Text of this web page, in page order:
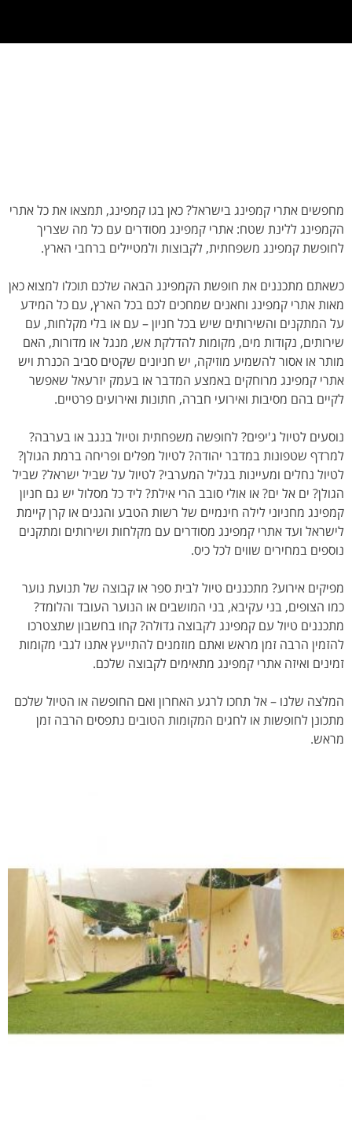
מחפשים אתרי קמפינג בישראל? כאן בגו קמפינג, תמצאו את כל אתרי
הקמפינג ללינת שטח: אתרי קמפינג מסודרים עם כל מה שצריך
לחופשת קמפינג משפחתית, לקבוצות ולמטיילים ברחבי הארץ.
כשאתם מתכננים את חופשת הקמפינג הבאה שלכם תוכלו למצוא כאן
מאות אתרי קמפינג וחאנים שמחכים לכם בכל הארץ, עם כל המידע
על המתקנים והשירותים שיש בכל חניון – עם או בלי מקלחות, עם
שירותים, נקודות מים, מקומות להדלקת אש, מנגל או מדורות, האם
מותר או אסור להשמיע מוזיקה, יש חניונים שקטים סביב הכנרת ויש
אתרי קמפינג מרוחקים באמצע המדבר או בעמק יזרעאל שאפשר
לקיים בהם מסיבות ואירועי חברה, חתונות ואירועים פרטיים.
נוסעים לטיול ג'יפים? לחופשה משפחתית וטיול בנגב או בערבה?
למרדף שטפונות במדבר יהודה? לטיול מפלים ופריחה ברמת הגולן?
לטיול נחלים ומעיינות בגליל המערבי? לטיול על שביל ישראל? שביל
הגולן? ים אל ים? או אולי סובב הרי אילת? ליד כל מסלול יש גם חניון
קמפינג מחניוני לילה חינמיים של רשות הטבע והגנים או קרן קיימת
לישראל ועד אתרי קמפינג מסודרים עם מקלחות ושירותים ומתקנים
נוספים במחירים שווים לכל כיס.
מפיקים אירוע? מתכננים טיול לבית ספר או קבוצה של תנועת נוער
כמו הצופים, בני עקיבא, בני המושבים או הנוער העובד והלומד?
מתכננים טיול עם קמפינג לקבוצה גדולה? קחו בחשבון שתצטרכו
להזמין הרבה זמן מראש ואתם מוזמנים להתייעץ אתנו לגבי מקומות
זמינים ואיזה אתרי קמפינג מתאימים לקבוצה שלכם.
המלצה שלנו – אל תחכו לרגע האחרון ואם החופשה או הטיול שלכם
מתכונן לחופשות או לחגים המקומות הטובים נתפסים הרבה זמן
מראש.